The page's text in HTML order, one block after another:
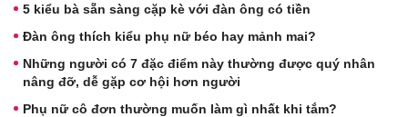
5 kiểu bà sẵn sàng cặp kè với đàn ông có tiền
Đàn ông thích kiểu phụ nữ béo hay mảnh mai?
Những người có 7 đặc điểm này thường được quý nhân
nâng đỡ, dễ gặp cơ hội hơn người
Phụ nữ cô đơn thường muốn làm gì nhất khi tắm?